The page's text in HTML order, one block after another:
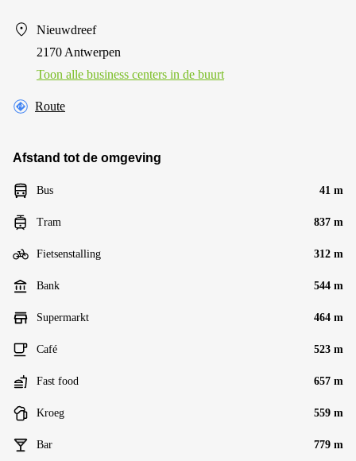
Nieuwdreef
2170 Antwerpen
Toon alle business centers in de buurt
Route
Afstand tot de omgeving
Bus 41 m
Tram 837 m
Fietsenstalling 312 m
Bank 544 m
Supermarkt 464 m
Café 523 m
Fast food 657 m
Kroeg 559 m
Bar 779 m